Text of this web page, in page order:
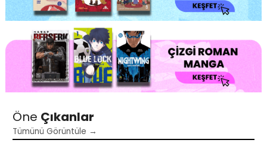
Öne Çıkanlar
Tümünü Görüntüle →